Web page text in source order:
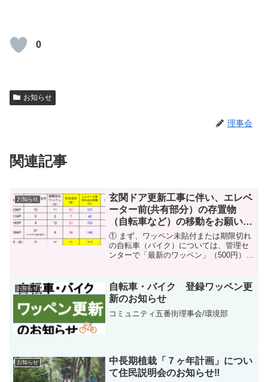
0
お知らせ
理事会
関連記事
お知らせ
玄関ドア更新工事に伴い、エレベ
ーター前(共有部分）の存置物
（自転車など）の移動をお願いし
ます
① まず、ワッペン未貼付または期限切れ
の自転車（バイク）については、管理セ
ンターで「最新のワッペン」（500円）を
更新工事に際して、自転車のみならず存
置物の移動をお願いします。コミュニテ
イ五番街・理事会 環境部2022年6月27
日
お知らせ
自転車・バイク 登録ワッペン更
新のお知らせ
コミュニティ五番街理事会/環境部
お知らせ
中長期植栽「７ヶ年計画」につい
て住民説明会のお知らせ‼